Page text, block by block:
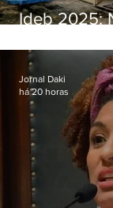
Ideb 2025:
distintos no
Jornal Daki
há 20 horas